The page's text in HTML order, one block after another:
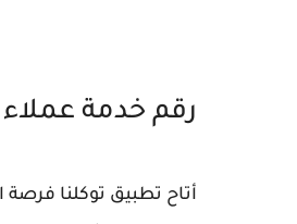
رقم خدمة عملاء
أتاح تطبيق توكلنا